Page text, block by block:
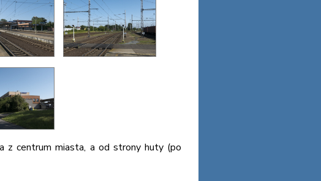
z centrum miasta, a od strony huty (po